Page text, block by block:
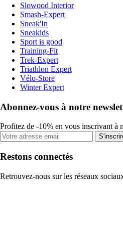
Slowood Interior
Smash-Expert
Sneak'In
Sneakids
Sport is good
Training-Fit
Trek-Expert
Triathlon Expert
Vélo-Store
Winter Expert
Abonnez-vous à notre
Profitez de -10% en vous inscrivant à
Restons connectés
Retrouvez-nous sur les réseaux